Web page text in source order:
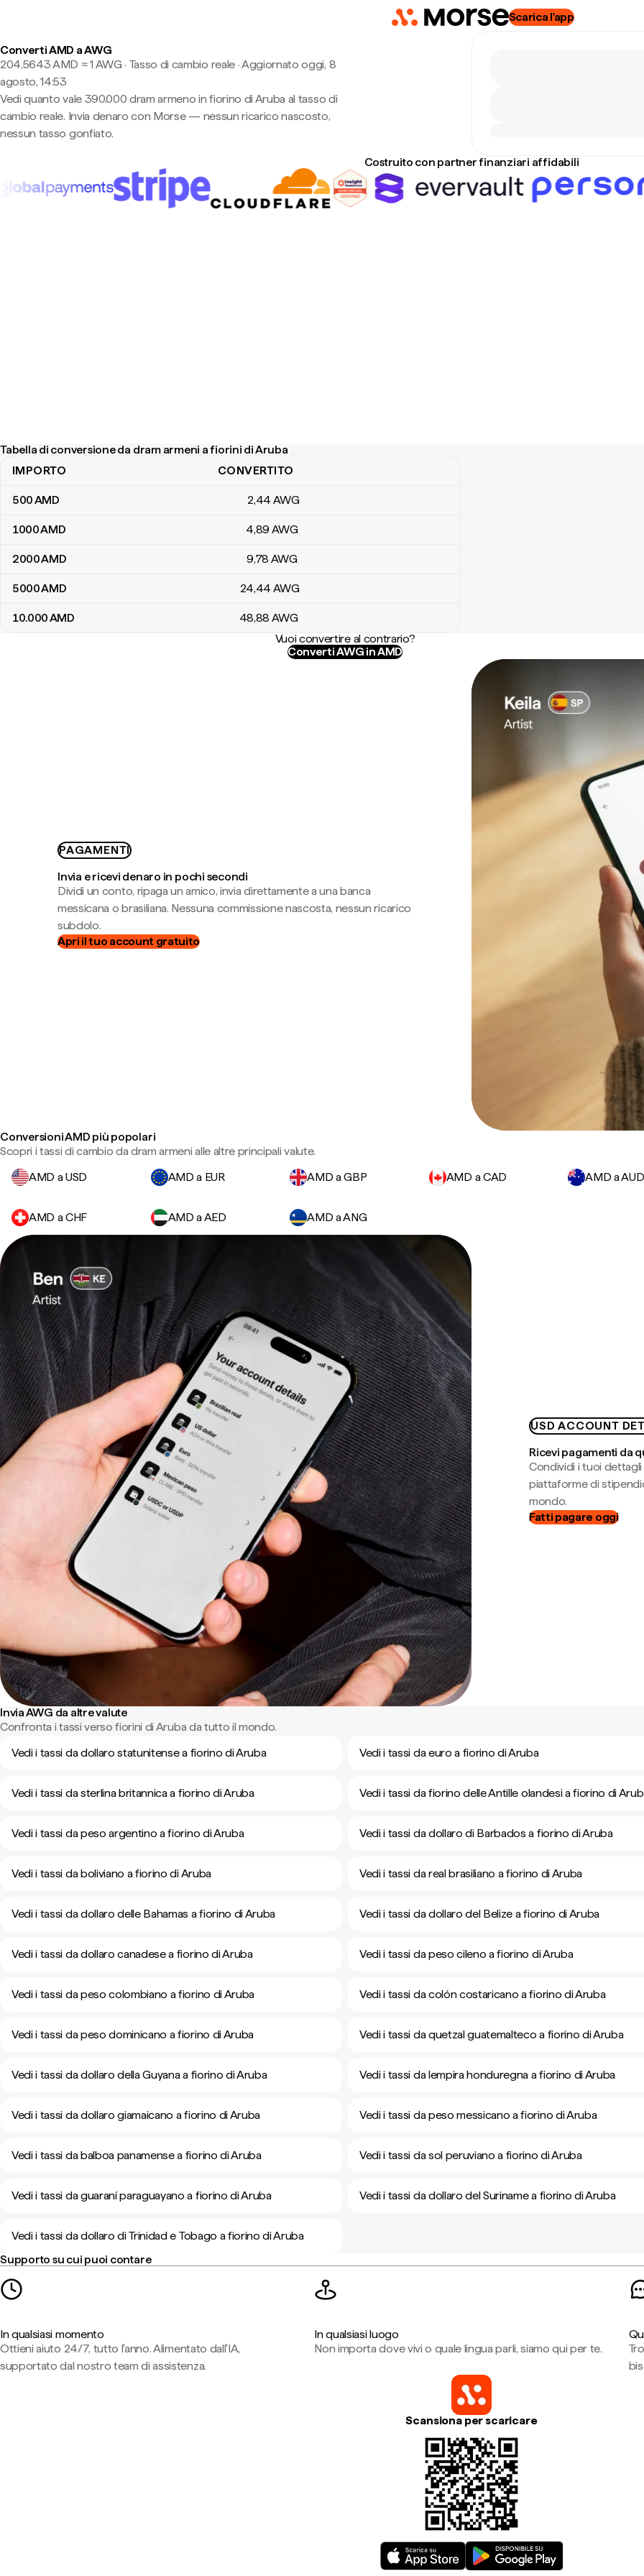
Scarica l'app
Converti AMD a AWG
204,5643 AMD ≈ 1 AWG · Tasso di cambio reale·Aggiornato oggi, 8
agosto, 14:53
Vedi quanto vale 390.000 dram armeno in fiorino di Aruba al tasso di
cambio reale. Invia denaro con Morse — nessun ricarico nascosto,
nessun tasso gonfiato.
Costruito con partner finanziari affidabili
Tabella di conversione da dram armeni a fiorini di Aruba
Tabella di conversione da dram armeni a fiorini di Aruba
IMPORTO CONVERTITO
500AMD 2,44 AWG
1000AMD 4,89 AWG
2000AMD 9,78 AWG
5000AMD 24,44 AWG
10.000AMD 48,88 AWG
Vuoi convertire al contrario?
Converti AWG in AMD
PAGAMENTI
Invia e ricevi denaro in pochi secondi
Dividi un conto, ripaga un amico, invia direttamente a una banca
messicana o brasiliana. Nessuna commissione nascosta, nessun ricarico
subdolo.
Apri il tuo account gratuito
Conversioni AMD più popolari
Scopri i tassi di cambio da dram armeni alle altre principali valute.
AMD a USD
AMD a EUR AMD a GBP AMD a CAD AMD a AUD
AMD a CHF AMD a AED AMD a ANG
USD ACCOUNT
Ricevi pagamenti da
Condividi i tuoi dettagli
piattaforme di
mondo.
Fatti pagare oggi
Invia AWG da altre valute
Confronta i tassi verso fiorini di Aruba da tutto il mondo.
Vedi i tassi da dollaro statunitense a fiorino di Aruba
Vedi i tassi da euro a fiorino di Aruba
Vedi i tassi da sterlina britannica a fiorino di Aruba Vedi i tassi da fiorino delle Antille olandesi a fiorino di
Vedi i tassi da peso argentino a fiorino di Aruba Vedi i tassi da dollaro di Barbados a fiorino di Aruba
Vedi i tassi da boliviano a fiorino di Aruba Vedi i tassi da real brasiliano a fiorino di Aruba
Vedi i tassi da dollaro delle Bahamas a fiorino di Aruba Vedi i tassi da dollaro del Belize a fiorino di Aruba
Vedi i tassi da dollaro canadese a fiorino di Aruba Vedi i tassi da peso cileno a fiorino di Aruba
Vedi i tassi da peso colombiano a fiorino di Aruba Vedi i tassi da colón costaricano a fiorino di Aruba
Vedi i tassi da peso dominicano a fiorino di Aruba Vedi i tassi da quetzal guatemalteco a fiorino di Aruba
Vedi i tassi da dollaro della Guyana a fiorino di Aruba Vedi i tassi da lempira honduregna a fiorino di Aruba
Vedi i tassi da dollaro giamaicano a fiorino di Aruba Vedi i tassi da peso messicano a fiorino di Aruba
Vedi i tassi da balboa panamense a fiorino di Aruba Vedi i tassi da sol peruviano a fiorino di Aruba
Vedi i tassi da guaraní paraguayano a fiorino di Aruba Vedi i tassi da dollaro del Suriname a fiorino di Aruba
Vedi i tassi da dollaro di Trinidad e Tobago a fiorino di Aruba
Supporto su cui puoi contare
In qualsiasi momento
Ottieni aiuto 24/7, tutto l'anno. Alimentato dall'IA,
supportato dal nostro team di assistenza.
In qualsiasi luogo
Non importa dove vivi o quale lingua parli, siamo qui per te.
Scansiona per scaricare